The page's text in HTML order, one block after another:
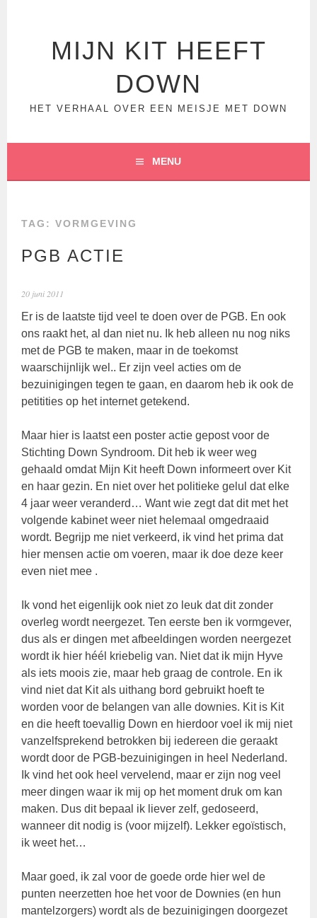
MIJN KIT HEEFT
DOWN
HET VERHAAL OVER EEN MEISJE MET DOWN
MENU
TAG:VORMGEVING
PGB ACTIE
20 juni 2011
Er is de laatste tijd veel te doen over de PGB. En ook
ons raakt het, al dan niet nu. Ik heb alleen nu nog niks
met de PGB te maken, maar in de toekomst
waarschijnlijk wel.. Er zijn veel acties om de
bezuinigingen tegen te gaan, en daarom heb ik ook de
petitities op het internet getekend.
Maar hier is laatst een poster actie gepost voor de
Stichting Down Syndroom. Dit heb ik weer weg
gehaald omdat Mijn Kit heeft Down informeert over Kit
en haar gezin. En niet over het politieke gelul dat elke
4 jaar weer veranderd… Want wie zegt dat dit met het
volgende kabinet weer niet helemaal omgedraaid
wordt. Begrijp me niet verkeerd, ik vind het prima dat
hier mensen actie om voeren, maar ik doe deze keer
even niet mee .
Ik vond het eigenlijk ook niet zo leuk dat dit zonder
overleg wordt neergezet. Ten eerste ben ik vormgever,
dus als er dingen met afbeeldingen worden neergezet
wordt ik hier héél kriebelig van. Niet dat ik mijn Hyve
als iets moois zie, maar heb graag de controle. En ik
vind niet dat Kit als uithang bord gebruikt hoeft te
worden voor de belangen van alle downies. Kit is Kit
en die heeft toevallig Down en hierdoor voel ik mij niet
vanzelfsprekend betrokken bij iedereen die geraakt
wordt door de PGB-bezuinigingen in heel Nederland.
Ik vind het ook heel vervelend, maar er zijn nog veel
meer dingen waar ik mij op het moment druk om kan
maken. Dus dit bepaal ik liever zelf, gedoseerd,
wanneer dit nodig is (voor mijzelf). Lekker egoïstisch,
ik weet het…
Maar goed, ik zal voor de goede orde hier wel de
punten neerzetten hoe het voor de Downies (en hun
mantelzorgers) wordt als de bezuinigingen doorgezet